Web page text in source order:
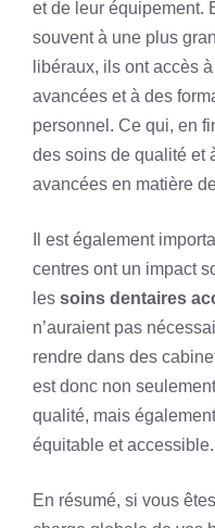
et de leur équipement.
souvent à une plus
libéraux, ils ont accès
avancées et à des
personnel. Ce qui, en
des soins de qualité et
avancées en matière
Il est également
centres ont un impact
les soins dentaires
n’auraient pas
rendre dans des
est donc non
qualité, mais
équitable et accessible.
En résumé, si vous